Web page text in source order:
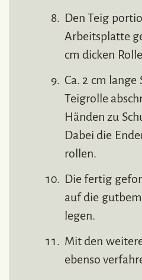
Den Teig
Arbeitsplatte
cm dicken
Ca. 2 cm lange
Teigrolle
Händen zu
Dabei die
rollen.
Die fertig
auf die
legen.
Mit den
ebenso